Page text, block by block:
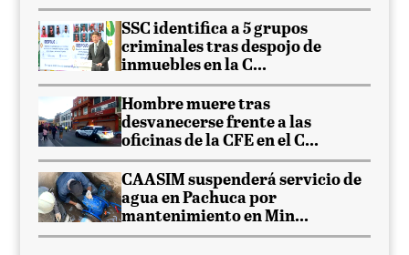
SSC identifica a 5 grupos
criminales tras despojo de
inmuebles en la C...
Hombre muere tras
desvanecerse frente a las
oficinas de la CFE en el C...
CAASIM suspenderá servicio de
agua en Pachuca por
mantenimiento en Min...